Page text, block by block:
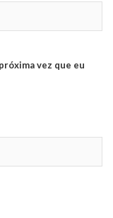
vez que eu